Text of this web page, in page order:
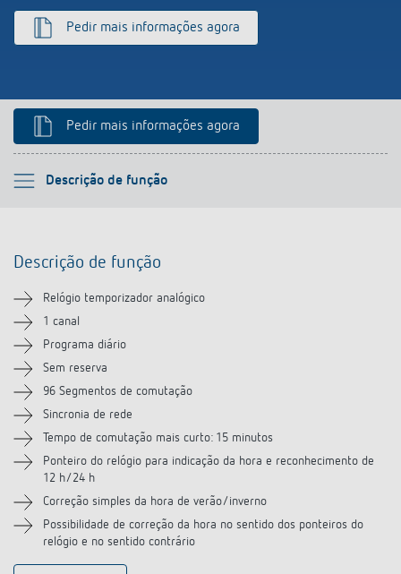
Pedir mais informações agora
Pedir mais informações agora
Descrição de função
Por favor selecione
Informação técnica
Transferências
Acessórios
Produtos semelhantes
Descrição de função
Relógio temporizador analógico
1 canal
Programa diário
Sem reserva
96 Segmentos de comutação
Sincronia de rede
Tempo de comutação mais curto: 15 minutos
Ponteiro do relógio para indicação da hora e reconhecimento de
12 h/24 h
Correção simples da hora de verão/inverno
Possibilidade de correção da hora no sentido dos ponteiros do
relógio e no sentido contrário